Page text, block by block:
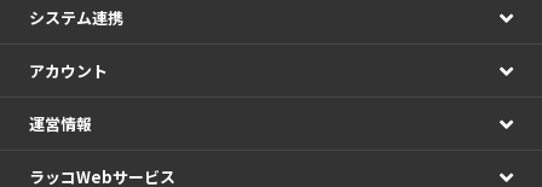
システム連携
アカウント
運営情報
ラッコWebサービス